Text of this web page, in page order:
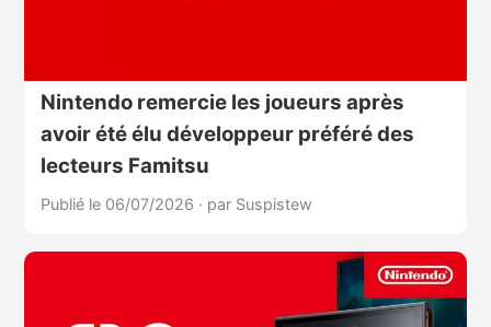
Nintendo remercie les joueurs après
avoir été élu développeur préféré des
lecteurs Famitsu
Publié le 06/07/2026 · par Suspistew